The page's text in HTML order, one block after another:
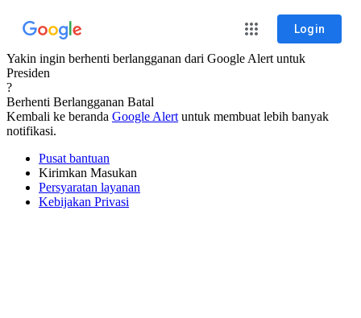
Login
Yakin ingin berhenti berlangganan dari Google Alert untuk
Presiden
?
Berhenti Berlangganan Batal
Kembali ke beranda Google Alert untuk membuat lebih banyak
notifikasi.
Pusat bantuan
Kirimkan Masukan
Persyaratan layanan
Kebijakan Privasi